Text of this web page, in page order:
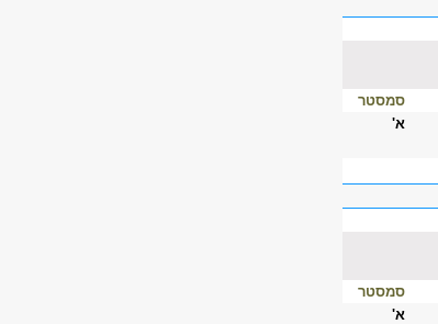
סמסטר
א'
סמסטר
א'